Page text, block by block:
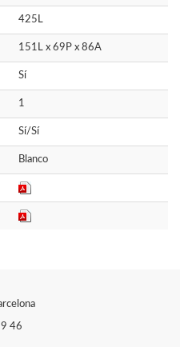
425L
151L x 69P x 86A
Sí
1
Sí/Sí
Blanco
46